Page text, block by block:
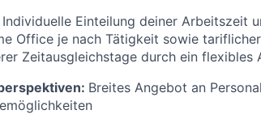
Individuelle Einteilung deiner Arbeitszeit
Office je nach Tätigkeit sowie
Zeitausgleichstage durch ein flexibles
Breites Angebot an